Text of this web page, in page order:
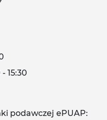
15:30
podawczej ePUAP: